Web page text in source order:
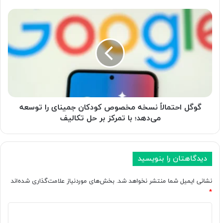
ص
ن
و
ع
ی
ی
ز
ی
د
ی
گ
و
گ
ل
ا
ا
م
خ
ص
گوگل احتمالاً نسخه مخصوص کودکان جمینای را توسعه
می‌دهد؛ با تمرکز بر حل تکالیف
دیدگاهتان را بنویسید
نشانی ایمیل شما منتشر نخواهد شد. بخش‌های موردنیاز علامت‌گذاری شده‌اند
*